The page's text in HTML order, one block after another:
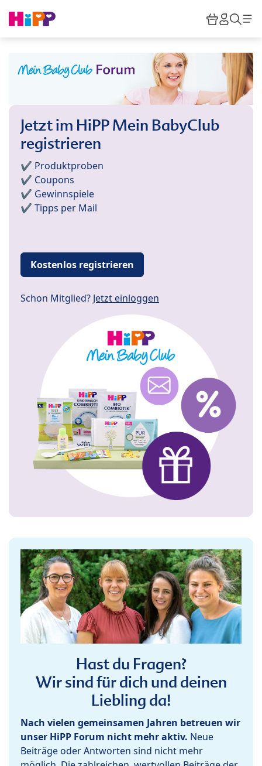
HiPP
Jetzt im HiPP Mein BabyClub
registrieren
✔️ Produktproben
✔️ Coupons
✔️ Gewinnspiele
✔️ Tipps per Mail
Kostenlos registrieren
Schon Mitglied? Jetzt einloggen
Hast du Fragen?
Wir sind für dich und deinen
Liebling da!
Nach vielen gemeinsamen Jahren betreuen wir
unser HiPP Forum nicht mehr aktiv. Neue
Beiträge oder Antworten sind nicht mehr